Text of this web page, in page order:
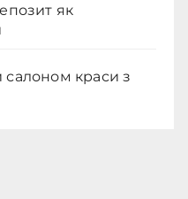
як
салоном краси з